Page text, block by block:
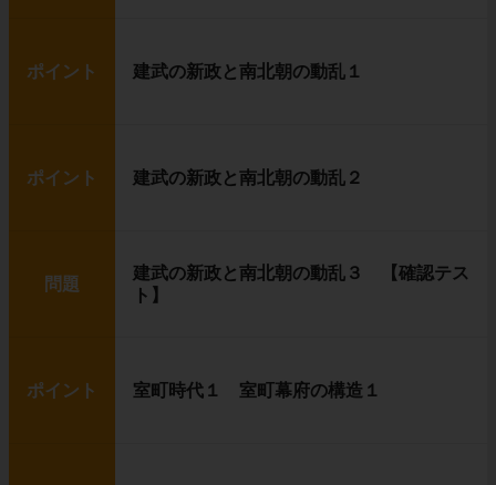
ポイント 建武の新政と南北朝の動乱１
ポイント 建武の新政と南北朝の動乱２
問題
建武の新政と南北朝の動乱３ 【確認テス
ト】
ポイント 室町時代１ 室町幕府の構造１